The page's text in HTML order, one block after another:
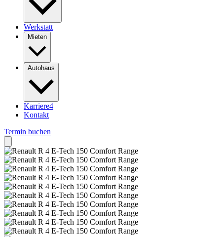
Werkstatt
Mieten
Autohaus
Karriere4
Kontakt
Termin buchen